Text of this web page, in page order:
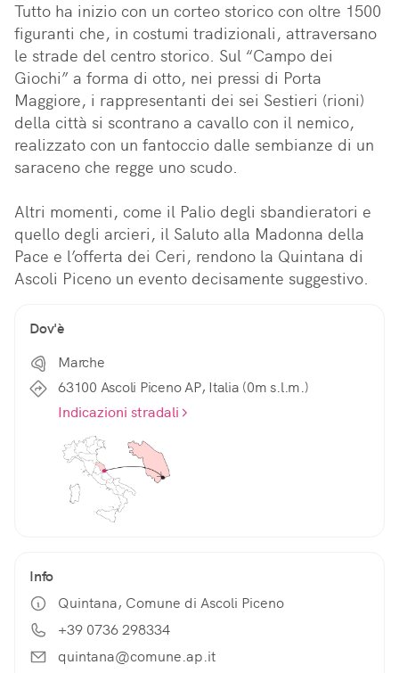
Tutto ha inizio con un corteo storico con oltre 1500
figuranti che, in costumi tradizionali, attraversano
le strade del centro storico. Sul “Campo dei
Giochi” a forma di otto, nei pressi di Porta
Maggiore, i rappresentanti dei sei Sestieri (rioni)
della città si scontrano a cavallo con il nemico,
realizzato con un fantoccio dalle sembianze di un
saraceno che regge uno scudo.
Altri momenti, come il Palio degli sbandieratori e
quello degli arcieri, il Saluto alla Madonna della
Pace e l’offerta dei Ceri, rendono la Quintana di
Ascoli Piceno un evento decisamente suggestivo.
Dov'è
Marche
63100 Ascoli Piceno AP, Italia (0m s.l.m.)
Indicazioni stradali
Info
Quintana, Comune di Ascoli Piceno
+39 0736 298334
quintana@comune.ap.it